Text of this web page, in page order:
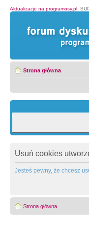
Aktualizacje na programosy.pl:
Strona główna
Usuń cookies
Jesteś pewny, że chcesz
Strona główna